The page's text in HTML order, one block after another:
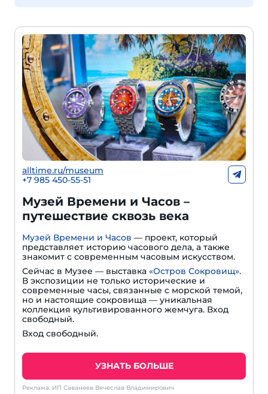
alltime.ru/museum
+7 985 450-55-51
Музей Времени и Часов –
путешествие сквозь века
Музей Времени и Часов — проект, который
представляет историю часового дела, а также
знакомит с современным часовым искусством.
Сейчас в Музее — выставка «Остров Сокровищ».
В экспозиции не только исторические и
современные часы, связанные с морской темой,
но и настоящие сокровища — уникальная
коллекция культивированного жемчуга. Вход
свободный.
Вход свободный.
УЗНАТЬ БОЛЬШЕ
Реклама: ИП Саванеев Вячеслав Владимирович